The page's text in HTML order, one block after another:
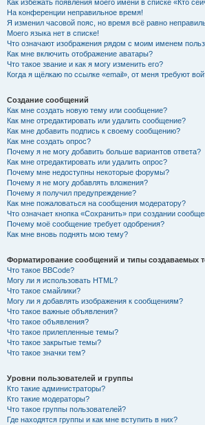
Как избежать появления моего имени в списке «Кто
На конференции неправильное время!
Я изменил часовой пояс, но время всё равно
Моего языка нет в списке!
Что означают изображения рядом с моим именем
Как мне включить отображение аватары?
Что такое звание и как я могу изменить его?
Когда я щёлкаю по ссылке «email», от меня требуют
Создание сообщений
Как мне создать новую тему или сообщение?
Как мне отредактировать или удалить сообщение?
Как мне добавить подпись к своему сообщению?
Как мне создать опрос?
Почему я не могу добавить больше вариантов ответа?
Как мне отредактировать или удалить опрос?
Почему мне недоступны некоторые форумы?
Почему я не могу добавлять вложения?
Почему я получил предупреждение?
Как мне пожаловаться на сообщения модератору?
Что означает кнопка «Сохранить» при создании
Почему моё сообщение требует одобрения?
Как мне вновь поднять мою тему?
Форматирование сообщений и типы создаваемых
Что такое BBCode?
Могу ли я использовать HTML?
Что такое смайлики?
Могу ли я добавлять изображения к сообщениям?
Что такое важные объявления?
Что такое объявления?
Что такое прилепленные темы?
Что такое закрытые темы?
Что такое значки тем?
Уровни пользователей и группы
Кто такие администраторы?
Кто такие модераторы?
Что такое группы пользователей?
Где находятся группы и как мне вступить в них?